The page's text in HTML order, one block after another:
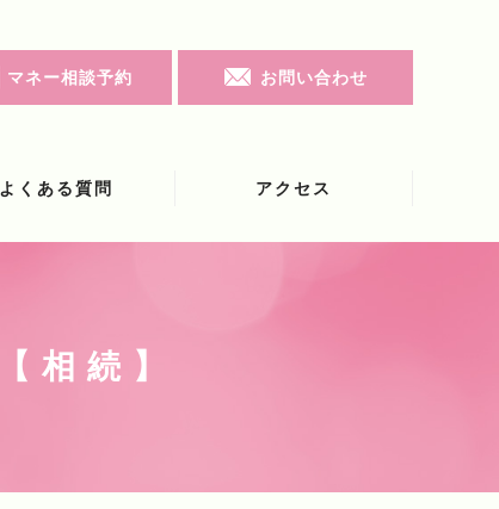
マネー相談予約 お問い合わせ
よくある質問 アクセス
相続】